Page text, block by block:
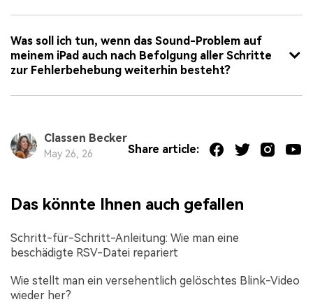
Was soll ich tun, wenn das Sound-Problem auf
meinem iPad auch nach Befolgung aller Schritte
zur Fehlerbehebung weiterhin besteht?
Classen Becker
May 26, 26 Share article:
Das könnte Ihnen auch gefallen
Schritt-für-Schritt-Anleitung: Wie man eine
beschädigte RSV-Datei repariert
Wie stellt man ein versehentlich gelöschtes Blink-Video
wieder her?